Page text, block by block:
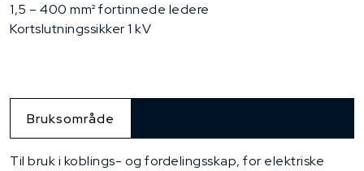
1,5 – 400 mm² fortinnede ledere
Kortslutningssikker 1 kV
Bruksområde
Til bruk i koblings- og fordelingsskap, for elektriske